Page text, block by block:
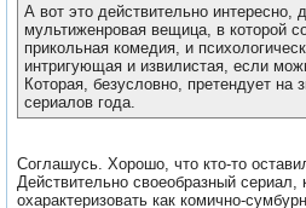
А вот это действительно
мультиженровая вещица, в которой
прикольная комедия, и
интригующая и извилистая, если
Которая, безусловно, претендует на
сериалов года.
Соглашусь. Хорошо, что кто-то
Действительно своеобразный сериал,
охарактеризовать как комично-